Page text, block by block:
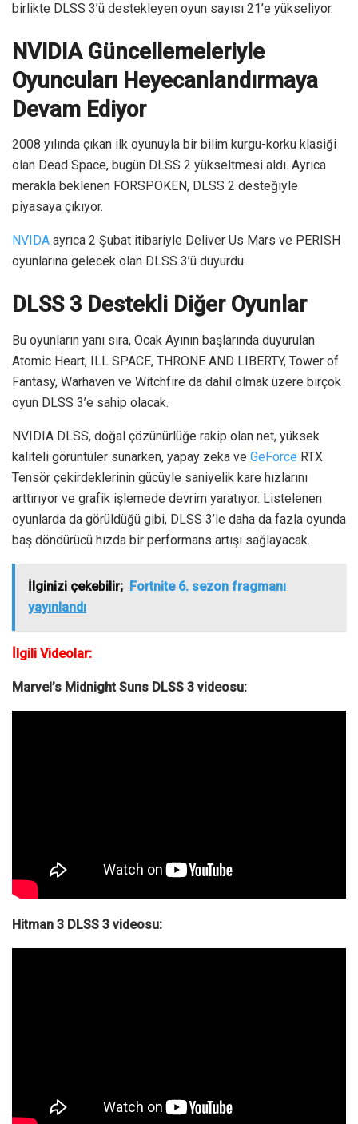
birlikte DLSS 3’ü destekleyen oyun sayısı 21’e yükseliyor.
NVIDIA Güncellemeleriyle
Oyuncuları Heyecanlandırmaya
Devam Ediyor
2008 yılında çıkan ilk oyunuyla bir bilim kurgu-korku klasiği
olan Dead Space, bugün DLSS 2 yükseltmesi aldı. Ayrıca
merakla beklenen FORSPOKEN, DLSS 2 desteğiyle
piyasaya çıkıyor.
NVIDA ayrıca 2 Şubat itibariyle Deliver Us Mars ve PERISH
oyunlarına gelecek olan DLSS 3’ü duyurdu.
DLSS 3 Destekli Diğer Oyunlar
Bu oyunların yanı sıra, Ocak Ayının başlarında duyurulan
Atomic Heart, ILL SPACE, THRONE AND LIBERTY, Tower of
Fantasy, Warhaven ve Witchfire da dahil olmak üzere birçok
oyun DLSS 3’e sahip olacak.
NVIDIA DLSS, doğal çözünürlüğe rakip olan net, yüksek
kaliteli görüntüler sunarken, yapay zeka ve GeForce RTX
Tensör çekirdeklerinin gücüyle saniyelik kare hızlarını
arttırıyor ve grafik işlemede devrim yaratıyor. Listelenen
oyunlarda da görüldüğü gibi, DLSS 3’le daha da fazla oyunda
baş döndürücü hızda bir performans artışı sağlayacak.
İlginizi çekebilir; Fortnite 6. sezon fragmanı
yayınlandı
İlgili Videolar:
Marvel’s Midnight Suns DLSS 3 videosu:
Hitman 3 DLSS 3 videosu: